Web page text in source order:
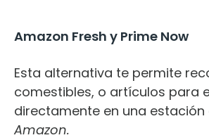
Amazon Fresh y Prime Now
Esta alternativa te permite
comestibles, o artículos para
directamente en una
Amazon.